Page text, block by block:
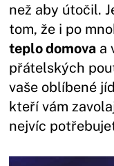
než aby útočil.
tom, že i po
teplo domova a
přátelských
vaše oblíbené
kteří vám
nejvíc